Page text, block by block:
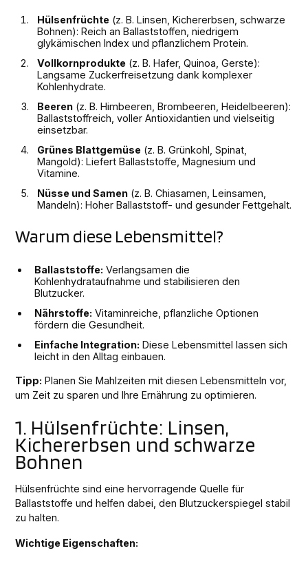
Hülsenfrüchte (z. B. Linsen, Kichererbsen, schwarze
Bohnen): Reich an Ballaststoffen, niedrigem
glykämischen Index und pflanzlichem Protein.
Vollkornprodukte (z. B. Hafer, Quinoa, Gerste):
Langsame Zuckerfreisetzung dank komplexer
Kohlenhydrate.
Beeren (z. B. Himbeeren, Brombeeren, Heidelbeeren):
Ballaststoffreich, voller Antioxidantien und vielseitig
einsetzbar.
Grünes Blattgemüse (z. B. Grünkohl, Spinat,
Mangold): Liefert Ballaststoffe, Magnesium und
Vitamine.
Nüsse und Samen (z. B. Chiasamen, Leinsamen,
Mandeln): Hoher Ballaststoff- und gesunder Fettgehalt.
Warum diese Lebensmittel?
Ballaststoffe: Verlangsamen die
Kohlenhydrataufnahme und stabilisieren den
Blutzucker.
Nährstoffe: Vitaminreiche, pflanzliche Optionen
fördern die Gesundheit.
Einfache Integration: Diese Lebensmittel lassen sich
leicht in den Alltag einbauen.
Tipp: Planen Sie Mahlzeiten mit diesen Lebensmitteln vor,
um Zeit zu sparen und Ihre Ernährung zu optimieren.
1. Hülsenfrüchte: Linsen,
Kichererbsen und schwarze
Bohnen
Hülsenfrüchte sind eine hervorragende Quelle für
Ballaststoffe und helfen dabei, den Blutzuckerspiegel stabil
zu halten.
Wichtige Eigenschaften: